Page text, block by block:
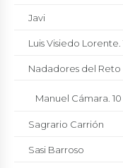
Javi
Luis Visiedo
Nadadores del Reto
Manuel Cámara.
Sagrario Carrión
Sasi Barroso